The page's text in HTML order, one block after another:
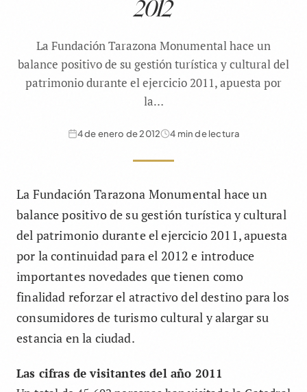
2012
La Fundación Tarazona Monumental hace un
balance positivo de su gestión turística y cultural del
patrimonio durante el ejercicio 2011, apuesta por
la…
4 de enero de 2012 4 min de lectura
La Fundación Tarazona Monumental hace un
balance positivo de su gestión turística y cultural
del patrimonio durante el ejercicio 2011, apuesta
por la continuidad para el 2012 e introduce
importantes novedades que tienen como
finalidad reforzar el atractivo del destino para los
consumidores de turismo cultural y alargar su
estancia en la ciudad.
Las cifras de visitantes del año 2011